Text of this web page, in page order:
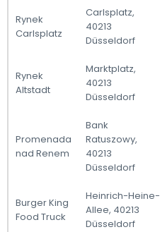
Rynek
Carlsplatz
Carlsplatz,
40213
Düsseldorf
Rynek
Altstadt
Marktplatz,
40213
Düsseldorf
Promenada
nad Renem
Bank
Ratuszowy,
40213
Düsseldorf
Burger King
Food Truck
Heinrich-Heine-
Allee, 40213
Düsseldorf